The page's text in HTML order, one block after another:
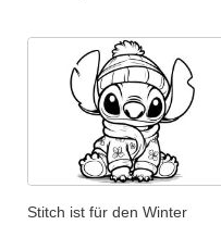
Stitch ist für den Winter